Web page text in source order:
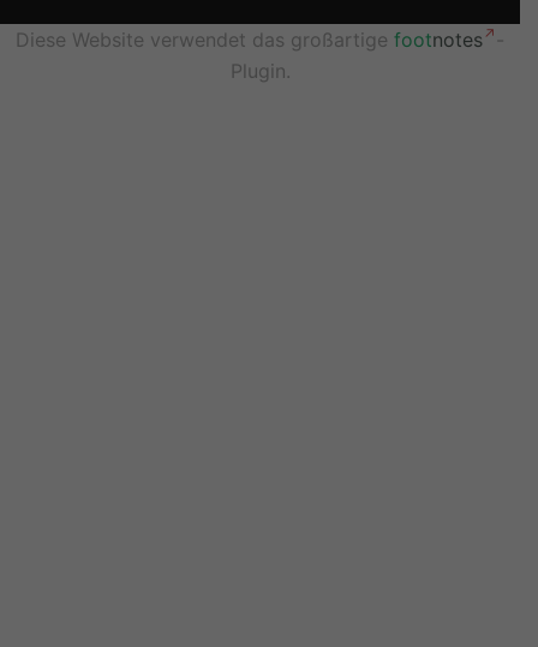
Diese Website verwendet das großartige footnotes
Plugin.